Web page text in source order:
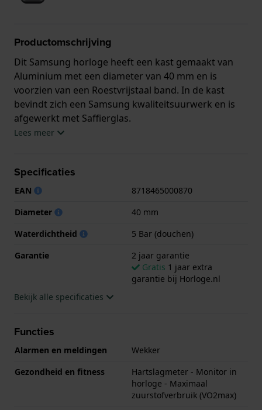
Productomschrijving
Dit Samsung horloge heeft een kast gemaakt van
Aluminium met een diameter van 40 mm en is
voorzien van een Roestvrijstaal band. In de kast
bevindt zich een Samsung kwaliteitsuurwerk en is
afgewerkt met Saffierglas.
horloge geleverd met 2 jaar garantie.
Lees meer
Specificaties
EAN
8718465000870
Diameter
40 mm
Waterdichtheid
5 Bar (douchen)
Garantie
2 jaar garantie
Gratis 1 jaar extra
garantie bij Horloge.nl
Bekijk alle specificaties
Functies
Alarmen en meldingen
Wekker
Gezondheid en fitness
Hartslagmeter - Monitor in
horloge - Maximaal
zuurstofverbruik (VO2max)